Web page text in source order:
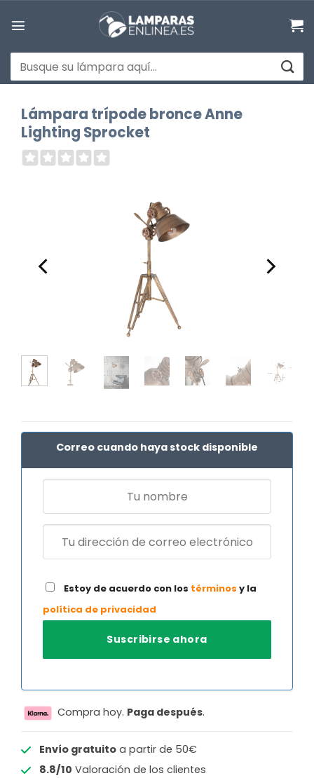
Buscar
por:
Lámpara trípode bronce Anne
Lighting Sprocket
Correo cuando haya stock disponible
Estoy de acuerdo con los términos y la
política de privacidad
Compra hoy. Paga después.
Envío gratuitoa partir de 50€
8.8/10 Valoración de los clientes